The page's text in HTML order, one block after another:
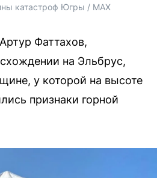
катастроф Югры / MAX
Фаттахов,
на Эльбрус,
у которой на высоте
признаки горной